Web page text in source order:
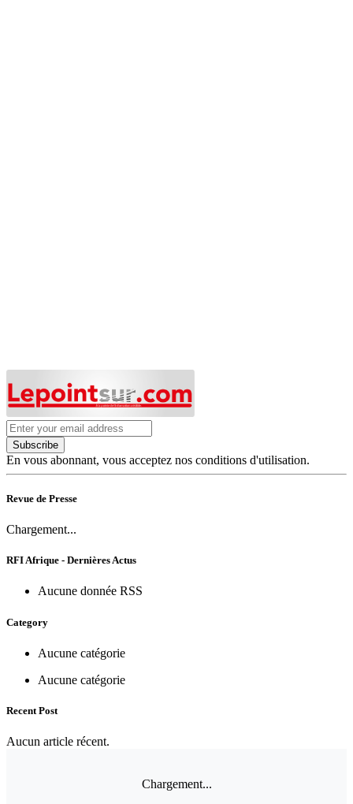
Subscribe
En vous abonnant, vous acceptez nos conditions d'utilisation.
Revue de Presse
Chargement...
RFI Afrique - Dernières Actus
Aucune donnée RSS
Category
Aucune catégorie
Aucune catégorie
Recent Post
Aucun article récent.
Chargement...